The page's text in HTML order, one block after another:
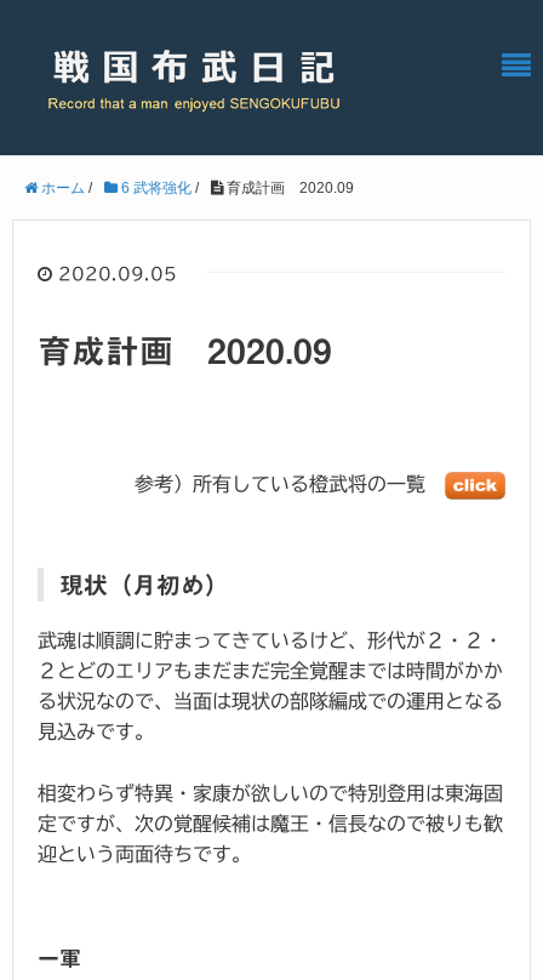
ホーム / 6 武将強化 / 育成計画 2020.09
2020.09.05
育成計画 2020.09
参考）所有している橙武将の一覧
現状（月初め）
武魂は順調に貯まってきているけど、形代が２・２・
２とどのエリアもまだまだ完全覚醒までは時間がかか
る状況なので、当面は現状の部隊編成での運用となる
見込みです。
相変わらず特異・家康が欲しいので特別登用は東海固
定ですが、次の覚醒候補は魔王・信長なので被りも歓
迎という両面待ちです。
一軍